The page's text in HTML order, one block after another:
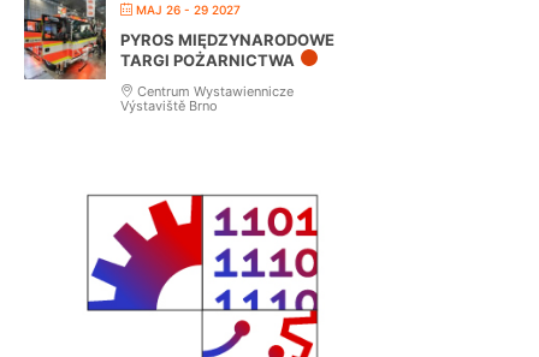
MAJ 26 - 29 2027
PYROS MIĘDZYNARODOWE
TARGI POŻARNICTWA
Centrum Wystawiennicze
Výstaviště Brno